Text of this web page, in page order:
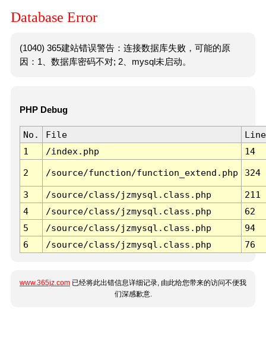
Database Error
(1040) 365建站错误警告：连接数据库失败，可能的原
因：1、数据库密码不对; 2、mysql未启动。
PHP Debug
No. File
Line
1
/index.php 14
2 /source/function/function_extend.php 324
3 /source/class/jzmysql.class.php
211
4
/source/class/jzmysql.class.php
62
5
/source/class/jzmysql.class.php
94
6
/source/class/jzmysql.class.php 76
www.365jz.com 已经将此出错信息详细记录, 由此给您带来的访问不便我
们深感歉意.